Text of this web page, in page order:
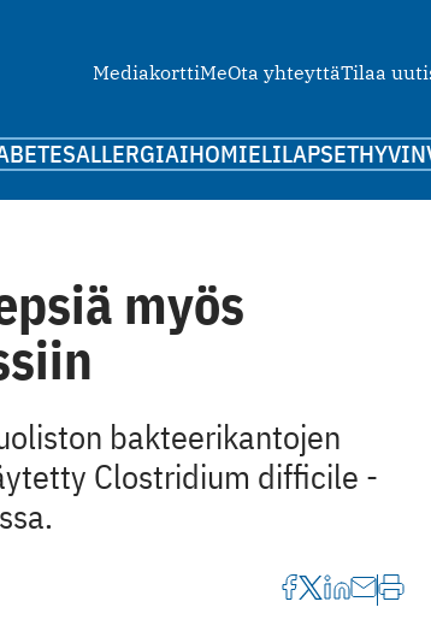
MediakorttiMeOta yhteyttäTilaa
ALLERGIAIHOMIELILAPSET
myös
bakteerikantojen
Clostridium difficile -